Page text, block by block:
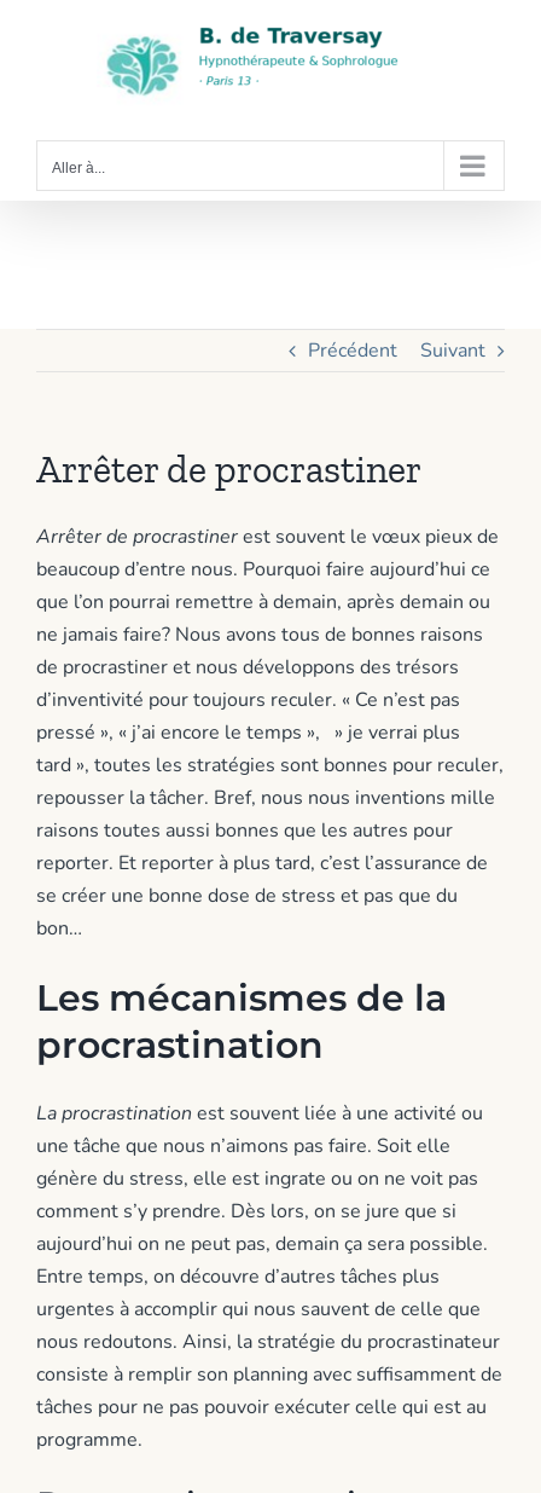
Aller à...
Précédent Suivant
Arrêter de procrastiner
Arrêter de procrastinerest souvent le vœux pieux de
beaucoup d’entre nous. Pourquoi faire aujourd’hui ce
que l’on pourrai remettre à demain, après demain ou
ne jamais faire? Nous avons tous de bonnes raisons
de procrastiner et nous développons des trésors
d’inventivité pour toujours reculer. « Ce n’est pas
pressé », « j’ai encore le temps », » je verrai plus
tard », toutes les stratégies sont bonnes pour reculer,
repousser la tâcher. Bref, nous nous inventions mille
raisons toutes aussi bonnes que les autres pour
reporter. Et reporter à plus tard, c’est l’assurance de
se créer une bonne dose de stress et pas que du
bon…
Les mécanismes de la
procrastination
La procrastination est souvent liée à une activité ou
une tâche que nous n’aimons pas faire. Soit elle
génère du stress, elle est ingrate ou on ne voit pas
comment s’y prendre. Dès lors, on se jure que si
aujourd’hui on ne peut pas, demain ça sera possible.
Entre temps, on découvre d’autres tâches plus
urgentes à accomplir qui nous sauvent de celle que
nous redoutons. Ainsi, la stratégie du procrastinateur
consiste à remplir son planning avec suffisamment de
tâches pour ne pas pouvoir exécuter celle qui est au
programme.